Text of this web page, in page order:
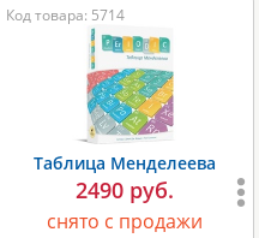
Код товара: 5714
Таблица Менделеева
2490 руб.
снято с продажи